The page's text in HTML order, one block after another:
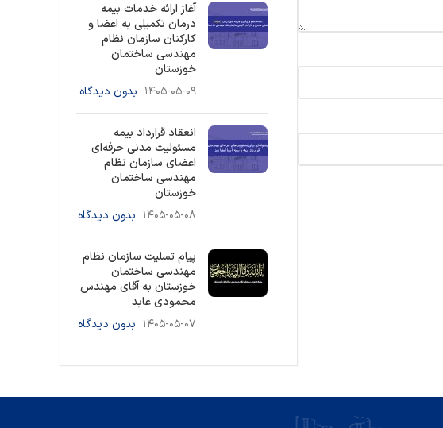
آغاز ارائه خدمات بیمه
درمان تکمیلی به اعضا و
کارکنان سازمان نظام
مهندسی ساختمان
خوزستان
۱۴۰۵-۰۵-۰۹ بدون دیدگاه
انعقاد قرارداد بیمه
مسئولیت مدنی حرفه‌ای
اعضای سازمان نظام
مهندسی ساختمان
خوزستان
۱۴۰۵-۰۵-۰۸ بدون دیدگاه
پیام تسلیت سازمان نظام
مهندسی ساختمان
خوزستان به آقای مهندس
محمودی عابد
۱۴۰۵-۰۵-۰۷ بدون دیدگاه